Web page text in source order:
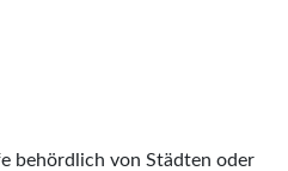
behördlich von Städten oder